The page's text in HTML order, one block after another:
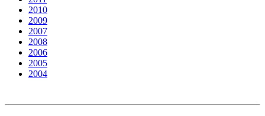
2010
2009
2007
2008
2006
2005
2004